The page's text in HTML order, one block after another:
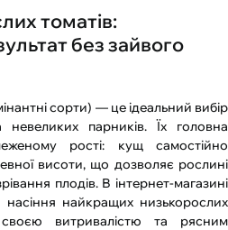
томатів:
без зайвого
сорти) — це ідеальний вибір
парників. Їх головна
рості: кущ самостійно
висоти, що дозволяє рослині
плодів. В інтернет-магазині
насіння найкращих низькорослих
своєю витривалістю та рясним